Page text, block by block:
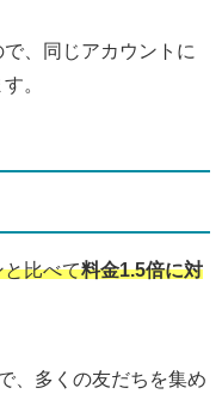
、同じアカウントに
。
と比べて料金1.5倍に対
、多くの友だちを集め